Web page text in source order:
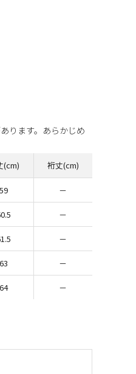
ります。あらかじめ
(cm) 裄丈(cm)
59 －
－
－
63 －
64 －